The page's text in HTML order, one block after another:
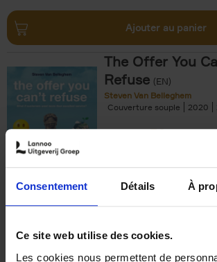
Consentement Détails À
Ce site web utilise des cookies.
Les cookies nous permettent de
Ajouter au panier
The Offer You
Refuse (EN)
Steven Van Belleghem
Couverture souple
2020
€37,50